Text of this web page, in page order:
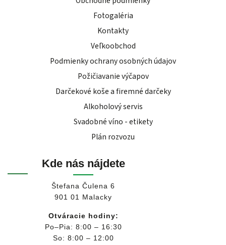
Fotogaléria
Kontakty
Veľkoobchod
Podmienky ochrany osobných údajov
Požičiavanie výčapov
Darčekové koše a firemné darčeky
Alkoholový servis
Svadobné víno - etikety
Plán rozvozu
Kde nás nájdete
Štefana Čulena 6
901 01 Malacky
Otváracie hodiny:
Po–Pia: 8:00 – 16:30
So: 8:00 – 12:00